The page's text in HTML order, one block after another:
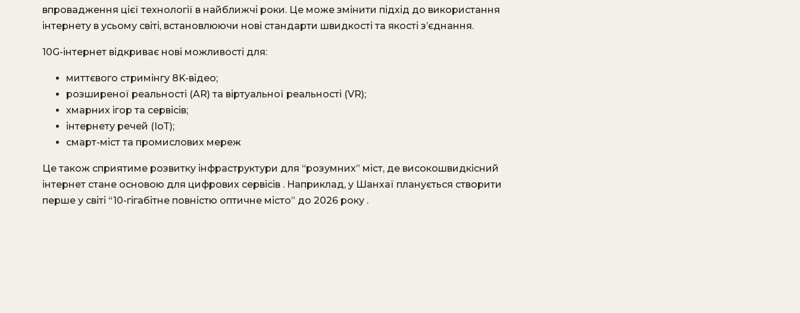
впровадження цієї технології в найближчі роки. Це може змінити підхід до використання
інтернету в усьому світі, встановлюючи нові стандарти швидкості та якості з’єднання.​
10G-інтернет відкриває нові можливості для:​
миттєвого стримінгу 8K-відео;
розширеної реальності (AR) та віртуальної реальності (VR);
хмарних ігор та сервісів;
інтернету речей (IoT);
смарт-міст та промислових мереж​
Це також сприятиме розвитку інфраструктури для “розумних” міст, де високошвидкісний
інтернет стане основою для цифрових сервісів .​ Наприклад, у Шанхаї планується створити
перше у світі “10-гігабітне повністю оптичне місто” до 2026 року .​